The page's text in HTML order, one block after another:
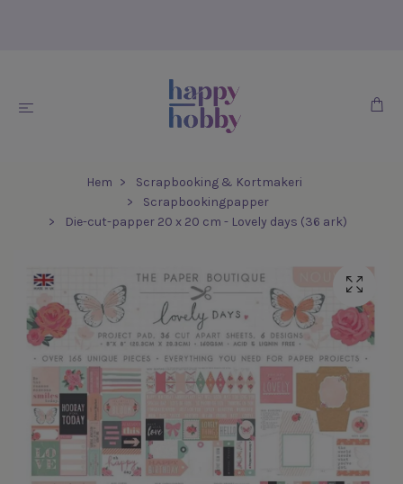
Hem
Scrapbooking & Kortmakeri
Scrapbookingpapper
Die-cut-papper 20 x 20 cm - Lovely days (36 ark)